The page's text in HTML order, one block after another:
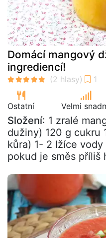
Domácí mangový
ingrediencí!
Ostatní Velmi
Složení: 1 zralé
dužiny) 120 g cukru
kůra) 1- 2 lžíce
pokud je směs příliš